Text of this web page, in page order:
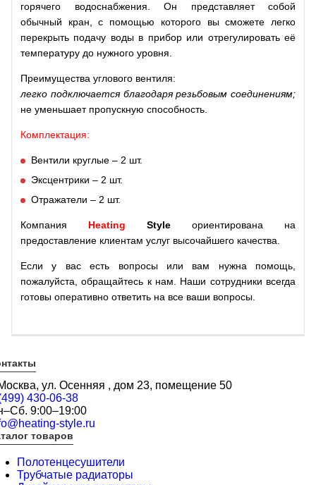
горячего водоснабжения. Он представляет собой
обычный кран, с помощью которого вы сможете легко
перекрыть подачу воды в прибор или отрегулировать её
температуру до нужного уровня.
Преимущества углового вентиля:
легко подключается благодаря резьбовым соединениям;
не уменьшает пропускную способность.
Комплектация:
Вентили круглые – 2 шт.
Эксцентрики – 2 шт.
Отражатели – 2 шт.
Компания Heating Style ориентирована на
предоставление клиентам услуг высочайшего качества.
Если у вас есть вопросы или вам нужна помощь,
пожалуйста, обращайтесь к нам. Наши сотрудники всегда
готовы оперативно ответить на все ваши вопросы.
ул. Осенняя , дом 23, помещение 50
430-06-38
9:00–19:00
style.ru
товаров
Полотенцесушители
Трубчатые радиаторы